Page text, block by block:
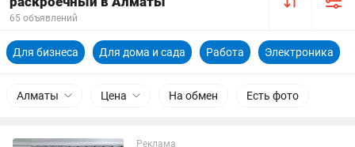
65 объявлений
Для бизнеса Для дома и сада Работа Электроника
Алматы Цена На обмен Есть фото
Реклама